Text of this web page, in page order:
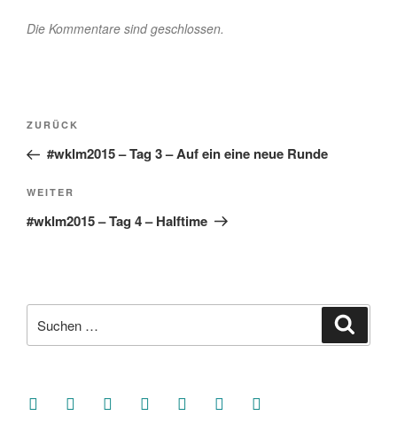
Die Kommentare sind geschlossen.
Beitragsnavigation
Vorheriger
Beitrag
ZURÜCK
#wklm2015 – Tag 3 – Auf ein eine neue Runde
Nächster
Beitrag
WEITER
#wklm2015 – Tag 4 – Halftime
nach:
facebooksoundcloud
twitter mastodoninstagramthreads goodreads